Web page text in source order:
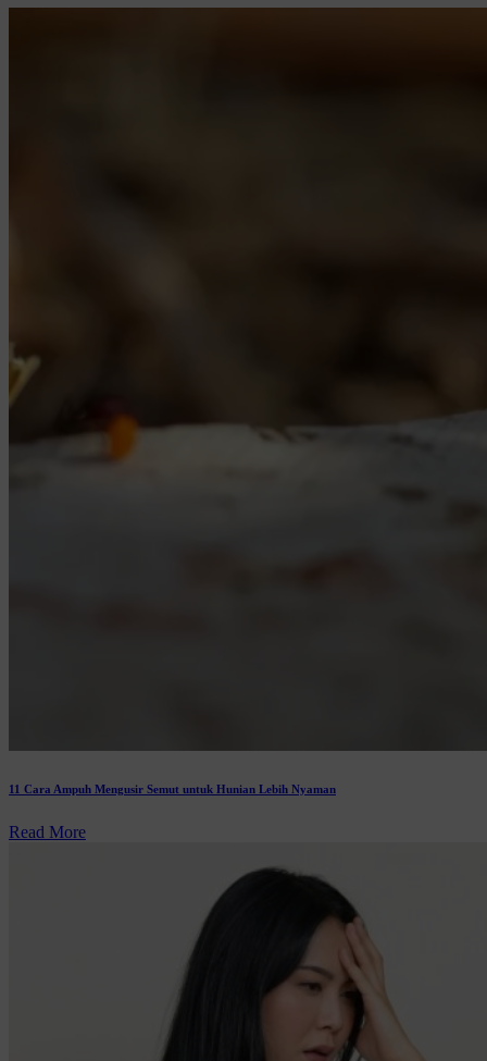
11 Cara Ampuh Mengusir Semut untuk Hunian Lebih Nyaman
Read More